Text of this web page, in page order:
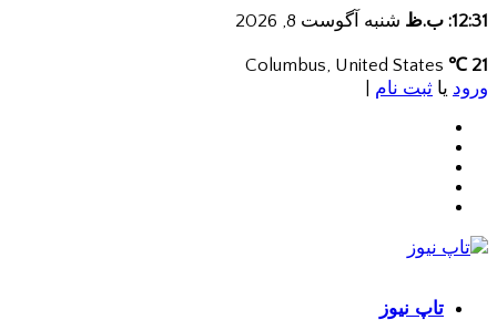
12:31: ب.ظ شنبه آگوست 8, 2026
21 ℃
ورود یا ثبت نام
تاپ نیوز